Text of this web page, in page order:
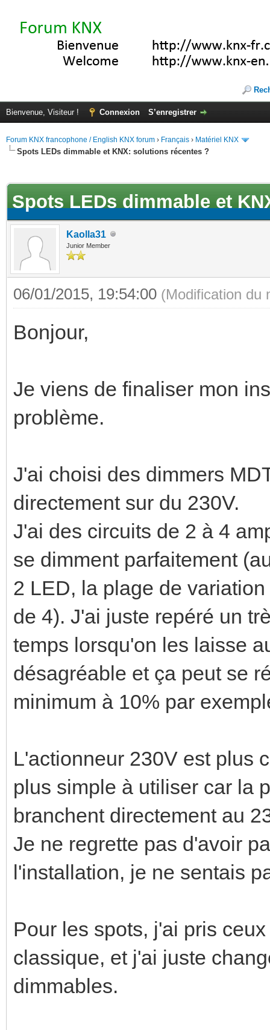
Bienvenue, Visiteur ! Connexion S’enregistrer
Forum KNX francophone / English KNX forum › Français › Matériel KNX
Spots LEDs dimmable et KNX: solutions récentes ?
Spots LEDs dimmable et
Kaolla31
Junior Member
06/01/2015, 19:54:00 (Modification du
Bonjour,
Je viens de finaliser mon
problème.
J'ai choisi des dimmers
directement sur du 230V.
J'ai des circuits de 2 à 4
se dimment parfaitement
2 LED, la plage de
de 4). J'ai juste repéré un
temps lorsqu'on les laisse
désagréable et ça peut se
minimum à 10% par
L'actionneur 230V est plus
plus simple à utiliser car la
branchent directement au
Je ne regrette pas d'avoir
l'installation, je ne sentais
Pour les spots, j'ai pris
classique, et j'ai juste
dimmables.